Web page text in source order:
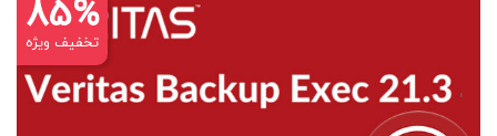
85%
تخفیف ویژه